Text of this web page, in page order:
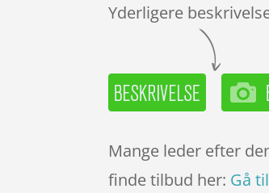
Yderligere
Mange leder efter
finde tilbud her: Gå